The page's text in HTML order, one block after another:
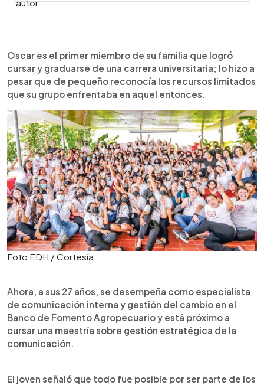
Escuchar artículo
Oscar es el primer miembro de su familia que logró
cursar y graduarse de una carrera universitaria; lo hizo a
pesar que de pequeño reconocía los recursos limitados
que su grupo enfrentaba en aquel entonces.
Foto EDH / Cortesía
Ahora, a sus 27 años, se desempeña como especialista
de comunicación interna y gestión del cambio en el
Banco de Fomento Agropecuario y está próximo a
cursar una maestría sobre gestión estratégica de la
comunicación.
El joven señaló que todo fue posible por ser parte de los